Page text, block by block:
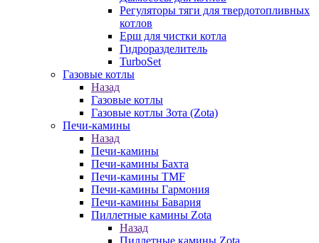
Регуляторы тяги для твердотопливных
котлов
Ерш для чистки котла
Гидроразделитель
TurboSet
Газовые котлы
Назад
Газовые котлы
Газовые котлы Зота (Zota)
Печи-камины
Назад
Печи-камины
Печи-камины Бахта
Печи-камины TMF
Печи-камины Гармония
Печи-камины Бавария
Пиллетные камины Zota
Назад
Пиллетные камины Zota